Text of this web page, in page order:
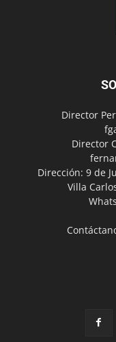
Director
Director
Dirección: 9 de
Villa